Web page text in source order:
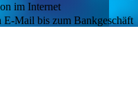
im Internet
Mail bis zum Bankgeschäft